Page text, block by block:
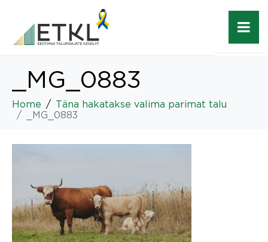
_MG_0883
Home
Täna hakatakse valima parimat talu
_MG_0883